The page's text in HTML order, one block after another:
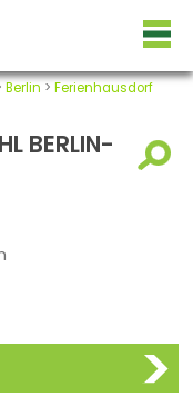
Berlin > Ferienhausdorf
BERLIN-